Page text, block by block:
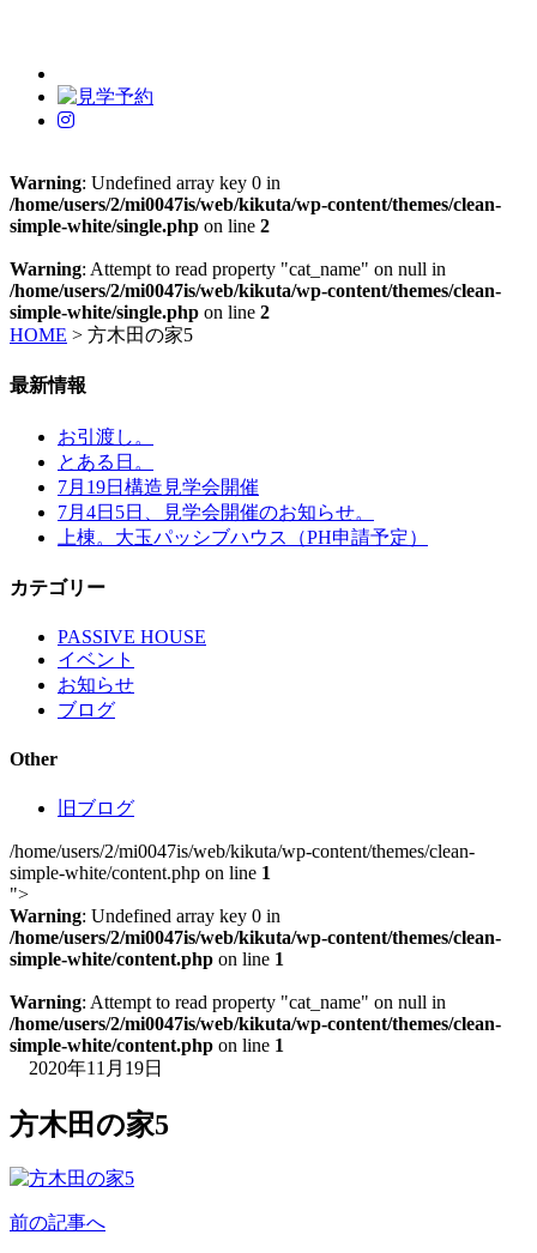
Warning: Undefined array key 0 in
/home/users/2/mi0047is/web/kikuta/wp-content/themes/clean-
simple-white/single.php on line 2
Warning: Attempt to read property "cat_name" on null in
/home/users/2/mi0047is/web/kikuta/wp-content/themes/clean-
simple-white/single.php on line 2
HOME > 方木田の家5
最新情報
お引渡し。
とある日。
7月19日構造見学会開催
7月4日5日、見学会開催のお知らせ。
上棟。大玉パッシブハウス（PH申請予定）
カテゴリー
PASSIVE HOUSE
イベント
お知らせ
ブログ
Other
旧ブログ
/home/users/2/mi0047is/web/kikuta/wp-content/themes/clean-
simple-white/content.php on line 1
">
Warning: Undefined array key 0 in
/home/users/2/mi0047is/web/kikuta/wp-content/themes/clean-
simple-white/content.php on line 1
Warning: Attempt to read property "cat_name" on null in
/home/users/2/mi0047is/web/kikuta/wp-content/themes/clean-
simple-white/content.php on line 1
2020年11月19日
方木田の家5
前の記事へ